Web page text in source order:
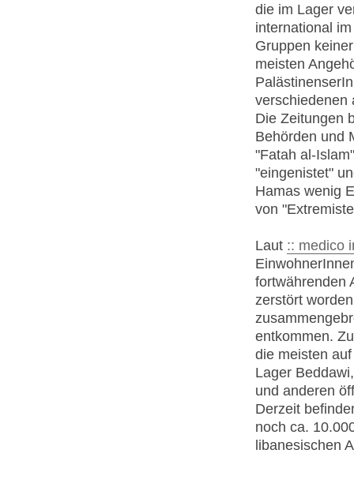
die im Lager
international
Gruppen
meisten
verschiedenen
Die Zeitungen
Behörden und
"Fatah al-
"eingenistet"
Hamas wenig
von
Laut :: medico
fortwährenden
zerstört
entkommen.
die meisten
Lager
und anderen
Derzeit
noch ca.
libanesischen